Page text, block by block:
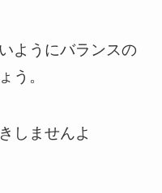
ようにバランスの
う。
しませんよ